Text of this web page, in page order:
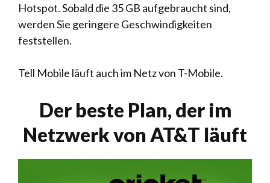
Hotspot. Sobald die 35 GB aufgebraucht sind,
werden Sie geringere Geschwindigkeiten
feststellen.
Tell Mobile läuft auch im Netz von T-Mobile.
Der beste Plan, der im
Netzwerk von AT&T läuft